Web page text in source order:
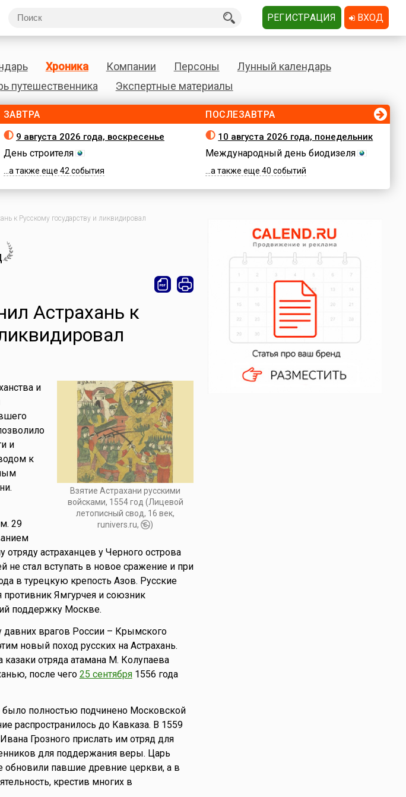
Хроника Компании Персоны
Лунный календарь
путешественника Экспертные материалы
ЗАВТРА
9 августа 2026 года, воскресенье
День строителя
...а также еще 42 события
ПОСЛЕЗАВТРА
10 августа 2026 года, понедельник
Международный день биодизеля
...а также еще 40 событий
к Русскому государству и ликвидировал
Астрахань к
Взятие Астрахани русскими
войсками, 1554 год (Лицевой
летописный свод, 16 век,
runivers.ru,
)
и
и
к
29
астраханцев у Черного острова
не стал вступать в новое сражение и при
в турецкую крепость Азов. Русские
противник Ямгурчея и союзник
поддержку Москве.
давних врагов России – Крымского
новый поход русских на Астрахань.
отряда атамана М. Колупаева
после чего 25 сентября1556 года
было полностью подчинено Московской
распространилось до Кавказа. В 1559
Грозного прислать им отряд для
для поддержания веры. Царь
обновили павшие древние церкви, а в
крестив многих в
РЕГИСТРАЦИЯ ВХОД